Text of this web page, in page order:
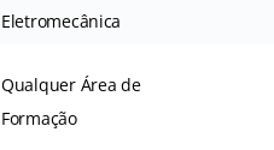
Eletromecânica
Qualquer Área de
Formação